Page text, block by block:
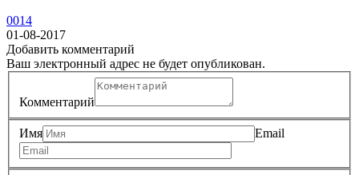
0014
01-08-2017
Добавить комментарий
Ваш электронный адрес не будет опубликован.
Комментарий
Имя Email